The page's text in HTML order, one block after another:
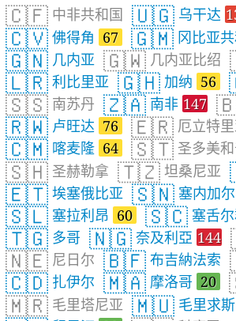
🇨🇫 中非共和国 🇺🇬 乌干达
🇨🇻 佛得角 67 🇬🇲 冈比亚
🇬🇳 几内亚 🇬🇼 几内亚比绍
🇱🇷 利比里亚 🇬🇭 加纳 56
🇸🇸 南苏丹 🇿🇦 南非 147
🇷🇼 卢旺达 76 🇪🇷 厄立特
🇨🇲 喀麦隆 64 🇸🇹 圣多美
🇸🇭 圣赫勒拿 🇹🇿 坦桑尼亚
🇪🇹 埃塞俄比亚 🇸🇳 塞内加尔
🇸🇱 塞拉利昂 60 🇸🇨 塞舌
🇹🇬 多哥 🇳🇬 奈及利亞 144
🇳🇪 尼日尔 🇧🇫 布吉納法索
🇨🇩 扎伊尔 🇲🇦 摩洛哥 20
🇲🇷 毛里塔尼亚 🇲🇺 毛里求斯